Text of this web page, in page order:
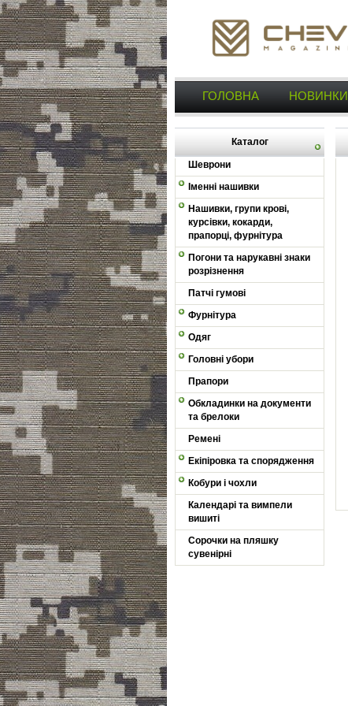
ГОЛОВНА НОВИНКИ
Каталог
Шеврони
Іменні нашивки
Нашивки, групи крові,
курсівки, кокарди,
прапорці, фурнітура
Погони та нарукавні знаки
розрізнення
Патчі гумові
Фурнітура
Одяг
Головні убори
Прапори
Обкладинки на документи
та брелоки
Ремені
Екіпіровка та спорядження
Кобури і чохли
Календарі та вимпели
вишиті
Сорочки на пляшку
сувенірні